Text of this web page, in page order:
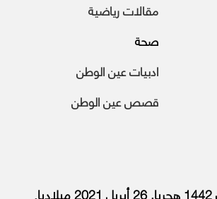
مقالات رياضية
صحة
ادبيات عين الوطن
قصص عين الوطن